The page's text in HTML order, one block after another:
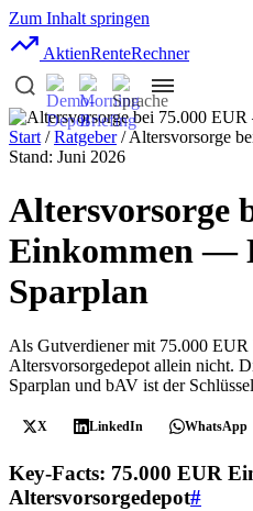
Zum Inhalt springen
AktienRenteRechner
Start /Ratgeber/ Altersvorsorge
Stand: Juni 2026
Altersvorsorge
Einkommen —
Sparplan
Als Gutverdiener mit 75.000 EUR
Altersvorsorgedepot allein nicht.
Sparplan und bAV ist der
X LinkedIn WhatsApp
Key-Facts: 75.000 EUR
Altersvorsorgedepot#